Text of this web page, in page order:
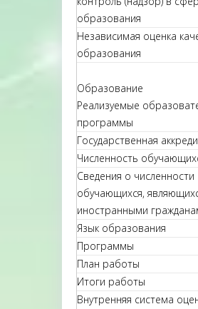
образования
Независимая оценка
образования
Образование
Реализуемые
программы
Государственная
Численность
Сведения о численности
обучающихся,
иностранными
Язык образования
Программы
План работы
Итоги работы
Внутренняя система